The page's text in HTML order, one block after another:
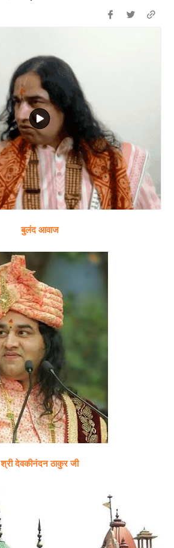
बुलंद आवाज
श्री देवकीनंदन ठाकुर जी